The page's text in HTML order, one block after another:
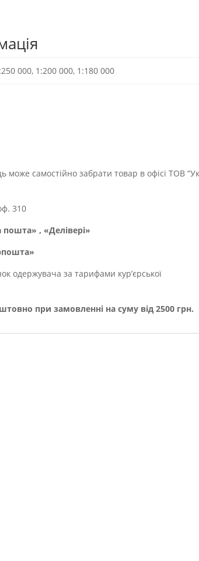
000, 1:200 000, 1:180 000
може самостійно забрати товар в офісі ТОВ
310
, «Делівері»
одержувача за тарифами кур’єрської
при замовленні на суму від 2500 грн.